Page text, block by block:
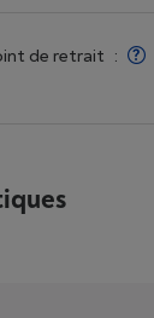
de retrait :